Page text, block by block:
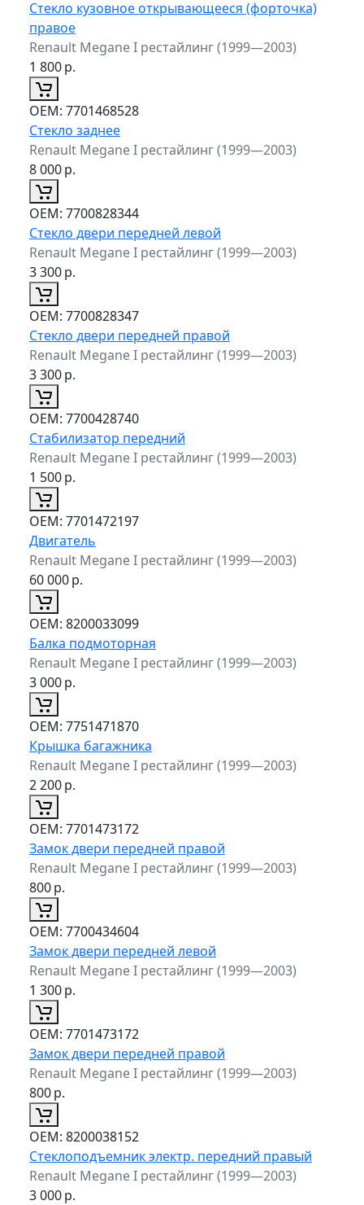
Стекло кузовное открывающееся (форточка)
правое
Renault Megane I рестайлинг (1999—2003)
1 800р.
ОЕМ: 7701468528
Стекло заднее
Renault Megane I рестайлинг (1999—2003)
8 000р.
ОЕМ: 7700828344
Стекло двери передней левой
Renault Megane I рестайлинг (1999—2003)
3 300р.
ОЕМ: 7700828347
Стекло двери передней правой
Renault Megane I рестайлинг (1999—2003)
3 300р.
ОЕМ: 7700428740
Стабилизатор передний
Renault Megane I рестайлинг (1999—2003)
1 500р.
ОЕМ: 7701472197
Двигатель
Renault Megane I рестайлинг (1999—2003)
60 000р.
ОЕМ: 8200033099
Балка подмоторная
Renault Megane I рестайлинг (1999—2003)
3 000р.
ОЕМ: 7751471870
Крышка багажника
Renault Megane I рестайлинг (1999—2003)
2 200р.
ОЕМ: 7701473172
Замок двери передней правой
Renault Megane I рестайлинг (1999—2003)
800р.
ОЕМ: 7700434604
Замок двери передней левой
Renault Megane I рестайлинг (1999—2003)
1 300р.
ОЕМ: 7701473172
Замок двери передней правой
Renault Megane I рестайлинг (1999—2003)
800р.
ОЕМ: 8200038152
Стеклоподъемник электр. передний правый
Renault Megane I рестайлинг (1999—2003)
3 000р.